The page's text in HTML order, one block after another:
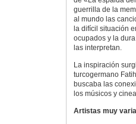
guerrilla de la
al mundo las
la difícil situación
ocupados y la
las interpretan.
La inspiración
turcogermano
buscaba las
los músicos y
Artistas muy